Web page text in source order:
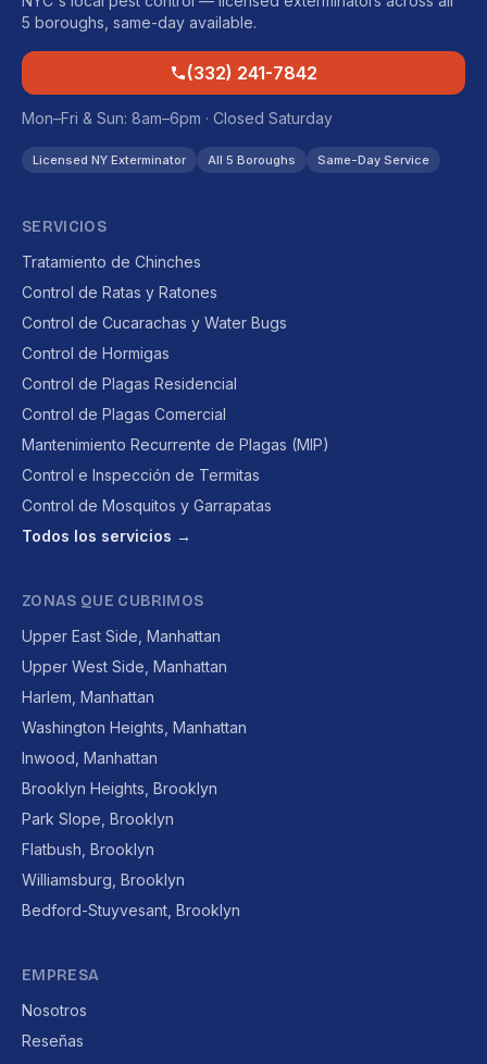
5 boroughs, same-day available.
(332) 241-7842
Mon–Fri & Sun: 8am–6pm · Closed Saturday
Licensed NY Exterminator All 5 Boroughs Same-Day Service
SERVICIOS
Tratamiento de Chinches
Control de Ratas y Ratones
Control de Cucarachas y Water Bugs
Control de Hormigas
Control de Plagas Residencial
Control de Plagas Comercial
Mantenimiento Recurrente de Plagas (MIP)
Control e Inspección de Termitas
Control de Mosquitos y Garrapatas
Todos los servicios →
ZONAS QUE CUBRIMOS
Upper East Side, Manhattan
Upper West Side, Manhattan
Harlem, Manhattan
Washington Heights, Manhattan
Inwood, Manhattan
Brooklyn Heights, Brooklyn
Park Slope, Brooklyn
Flatbush, Brooklyn
Williamsburg, Brooklyn
Bedford-Stuyvesant, Brooklyn
EMPRESA
Nosotros
Reseñas